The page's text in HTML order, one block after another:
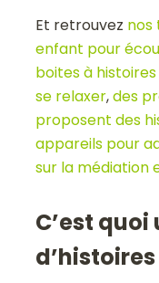
Et retrouvez nos
enfant pour
boites à
se relaxer,des
proposent des
appareils pour
sur la médiation
C’est
d’histoires